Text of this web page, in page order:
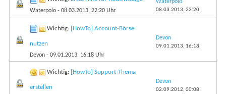
Waterpolo - 08.03.2013, 22:20 Uhr
Waterpolo
08.03.2013, 22:20
Wichtig: [HowTo] Account-Börse
nutzen
Devon - 09.01.2013, 16:18 Uhr
Devon
09.01.2013, 16:18
Wichtig: [HowTo] Support-Thema
erstellen
Devon
02.09.2012, 00:08